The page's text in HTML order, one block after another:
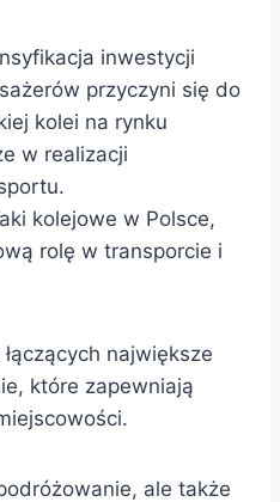
inwestycji
przyczyni się do
kolei na rynku
w realizacji
kolejowe w Polsce,
rolę w transporcie i
największe
które zapewniają
ale także